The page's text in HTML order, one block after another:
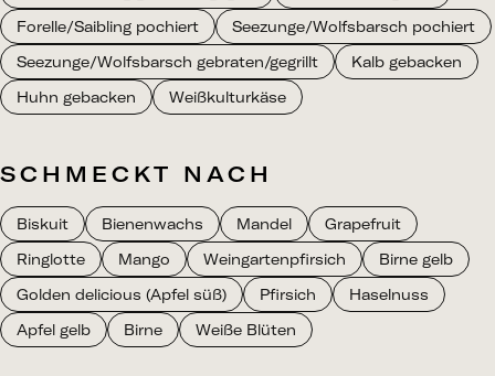
Forelle/Saibling pochiert
Seezunge/Wolfsbarsch pochiert
Seezunge/Wolfsbarsch gebraten/gegrillt
Kalb gebacken
Huhn gebacken
Weißkulturkäse
SCHMECKT NACH
Biskuit Bienenwachs Mandel
Grapefruit
Ringlotte
Mango Weingartenpfirsich
Birne gelb
Golden delicious (Apfel süß)
Pfirsich
Haselnuss
Apfel gelb
Birne Weiße Blüten